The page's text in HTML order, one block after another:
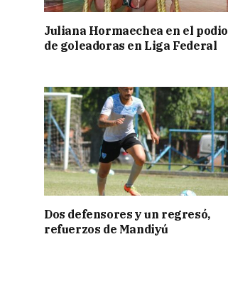
Juliana Hormaechea en el podio
de goleadoras en Liga Federal
Dos defensores y un regresó,
refuerzos de Mandiyú